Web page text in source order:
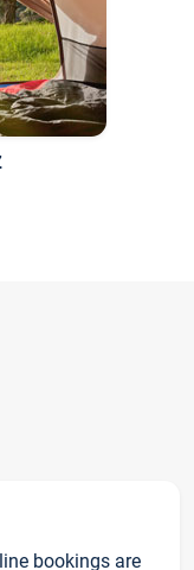
bookings are